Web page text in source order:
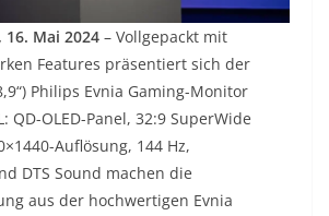
Mai 2024 – Vollgepackt mit
Features präsentiert sich der
Philips Evnia Gaming-Monitor
QD-OLED-Panel, 32:9 SuperWide
Auflösung, 144 Hz,
DTS Sound machen die
aus der hochwertigen Evnia